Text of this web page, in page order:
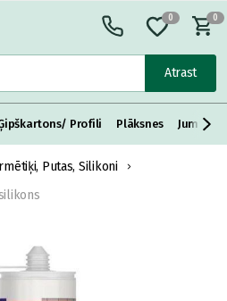
Atrast
0 0
Profili Plāksnes Jumta
Putas, Silikoni